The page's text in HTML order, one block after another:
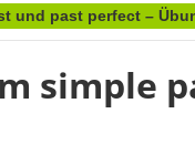
und past perfect –
simple